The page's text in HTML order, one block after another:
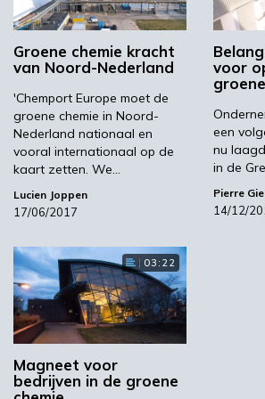
zegt Pieter Imhof van BioBTX.
te ontwikkelen en op te
nauw samen met de
Groningen en Syncom, en ook
gevestigd op het Zernike Park.
pilotplant gaaan opereren in
hele infrastructuur daaromheen
geregeld. Provincie en gemeente
bovendien voor een grondige,
Van afval naar
bouwstenen
Groene chemie kracht
van Noord-Nederland
'Chemport Europe moet de
groene chemie in Noord-
Nederland nationaal en
vooral internationaal op de
kaart zetten. We…
Lucien Joppen
17/06/2017
voor
een
nu
in de
Pierre
14/12/
03:22
Magneet voor
bedrijven in de groene